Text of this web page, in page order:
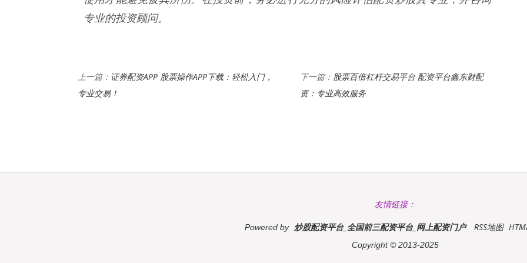
专业的投资顾问。
上一篇： 证券配资APP 股票操作APP下载：轻松入门，
专业交易！
下一篇： 股票百倍杠杆交易平台 配资平台鑫东财配
资：专业高效服务
友情链接：
Powered by 炒股配资平台_全国前三配资平台_网上配资门户 RSS地图
Copyright© 2013-2025